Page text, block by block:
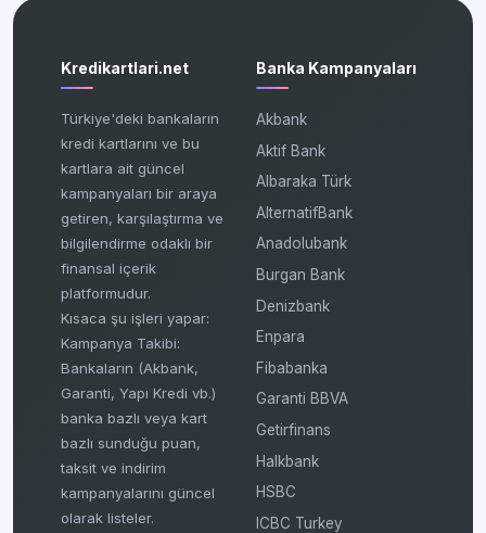
Kredikartlari.net
Türkiye'deki bankaların
kredi kartlarını ve bu
kartlara ait güncel
kampanyaları bir araya
getiren, karşılaştırma ve
bilgilendirme odaklı bir
finansal içerik
platformudur.
Kısaca şu işleri yapar:
Kampanya Takibi:
Bankaların (Akbank,
Garanti, Yapı Kredi vb.)
banka bazlı veya kart
bazlı sunduğu puan,
taksit ve indirim
kampanyalarını güncel
olarak listeler.
Banka Kampanyaları
Akbank
Aktif Bank
Albaraka Türk
AlternatifBank
Anadolubank
Burgan Bank
Denizbank
Enpara
Fibabanka
Garanti BBVA
Getirfinans
Halkbank
HSBC
ICBC Turkey